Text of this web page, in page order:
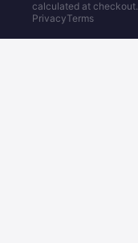
calculated at checkout.
PrivacyTerms